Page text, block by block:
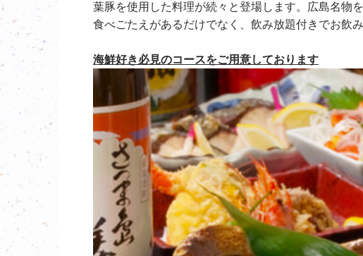
葉豚を使用した料理が続々と登場します。広島名物
食べごたえがあるだけでなく、飲み放題付きでお飲
海鮮好き必見のコースをご用意しております